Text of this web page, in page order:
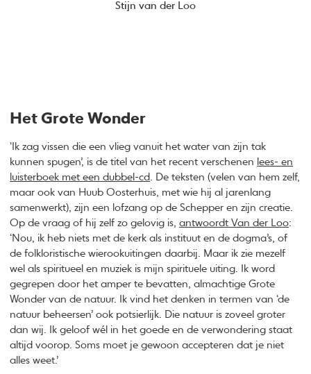
Stijn van der Loo
Het Grote Wonder
‘Ik zag vissen die een vlieg vanuit het water van zijn tak
kunnen spugen’, is de titel van het recent verschenen lees- en
luisterboek met een dubbel-cd. De teksten (velen van hem zelf,
maar ook van Huub Oosterhuis, met wie hij al jarenlang
samenwerkt), zijn een lofzang op de Schepper en zijn creatie.
Op de vraag of hij zelf zo gelovig is,antwoordt Van der Loo:
‘Nou, ik heb niets met de kerk als instituut en de dogma’s, of
de folkloristische wierookuitingen daarbij. Maar ik zie mezelf
wel als spiritueel en muziek is mijn spirituele uiting. Ik word
gegrepen door het amper te bevatten, almachtige Grote
Wonder van de natuur. Ik vind het denken in termen van ‘de
natuur beheersen’ ook potsierlijk. Die natuur is zoveel groter
dan wij. Ik geloof wél in het goede en de verwondering staat
altijd voorop. Soms moet je gewoon accepteren dat je niet
alles weet.’